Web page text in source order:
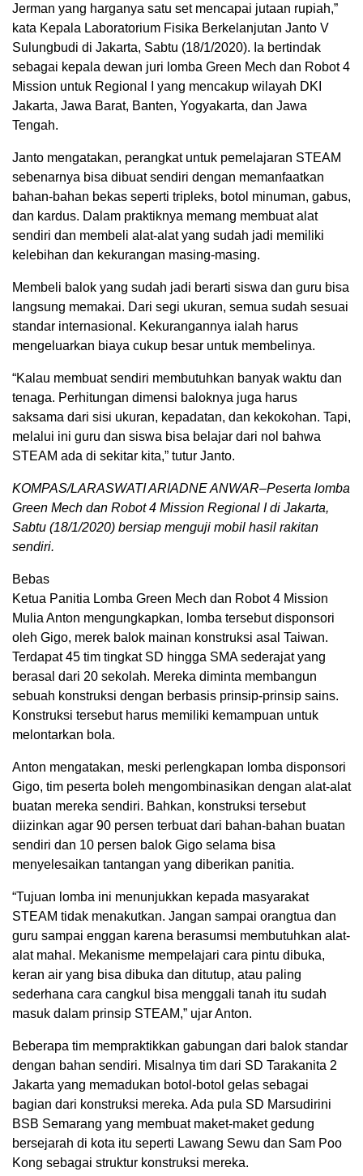
Jerman yang harganya satu set mencapai jutaan rupiah,”
kata Kepala Laboratorium Fisika Berkelanjutan Janto V
Sulungbudi di Jakarta, Sabtu (18/1/2020). Ia bertindak
sebagai kepala dewan juri lomba Green Mech dan Robot 4
Mission untuk Regional I yang mencakup wilayah DKI
Jakarta, Jawa Barat, Banten, Yogyakarta, dan Jawa
Tengah.
Janto mengatakan, perangkat untuk pemelajaran STEAM
sebenarnya bisa dibuat sendiri dengan memanfaatkan
bahan-bahan bekas seperti tripleks, botol minuman, gabus,
dan kardus. Dalam praktiknya memang membuat alat
sendiri dan membeli alat-alat yang sudah jadi memiliki
kelebihan dan kekurangan masing-masing.
Membeli balok yang sudah jadi berarti siswa dan guru bisa
langsung memakai. Dari segi ukuran, semua sudah sesuai
standar internasional. Kekurangannya ialah harus
mengeluarkan biaya cukup besar untuk membelinya.
“Kalau membuat sendiri membutuhkan banyak waktu dan
tenaga. Perhitungan dimensi baloknya juga harus
saksama dari sisi ukuran, kepadatan, dan kekokohan. Tapi,
melalui ini guru dan siswa bisa belajar dari nol bahwa
STEAM ada di sekitar kita,” tutur Janto.
KOMPAS/LARASWATI ARIADNE ANWAR–Peserta lomba
Green Mech dan Robot 4 Mission Regional I di Jakarta,
Sabtu (18/1/2020) bersiap menguji mobil hasil rakitan
sendiri.
Bebas
Ketua Panitia Lomba Green Mech dan Robot 4 Mission
Mulia Anton mengungkapkan, lomba tersebut disponsori
oleh Gigo, merek balok mainan konstruksi asal Taiwan.
Terdapat 45 tim tingkat SD hingga SMA sederajat yang
berasal dari 20 sekolah. Mereka diminta membangun
sebuah konstruksi dengan berbasis prinsip-prinsip sains.
Konstruksi tersebut harus memiliki kemampuan untuk
melontarkan bola.
Anton mengatakan, meski perlengkapan lomba disponsori
Gigo, tim peserta boleh mengombinasikan dengan alat-alat
buatan mereka sendiri. Bahkan, konstruksi tersebut
diizinkan agar 90 persen terbuat dari bahan-bahan buatan
sendiri dan 10 persen balok Gigo selama bisa
menyelesaikan tantangan yang diberikan panitia.
“Tujuan lomba ini menunjukkan kepada masyarakat
STEAM tidak menakutkan. Jangan sampai orangtua dan
guru sampai enggan karena berasumsi membutuhkan alat-
alat mahal. Mekanisme mempelajari cara pintu dibuka,
keran air yang bisa dibuka dan ditutup, atau paling
sederhana cara cangkul bisa menggali tanah itu sudah
masuk dalam prinsip STEAM,” ujar Anton.
Beberapa tim mempraktikkan gabungan dari balok standar
dengan bahan sendiri. Misalnya tim dari SD Tarakanita 2
Jakarta yang memadukan botol-botol gelas sebagai
bagian dari konstruksi mereka. Ada pula SD Marsudirini
BSB Semarang yang membuat maket-maket gedung
bersejarah di kota itu seperti Lawang Sewu dan Sam Poo
Kong sebagai struktur konstruksi mereka.